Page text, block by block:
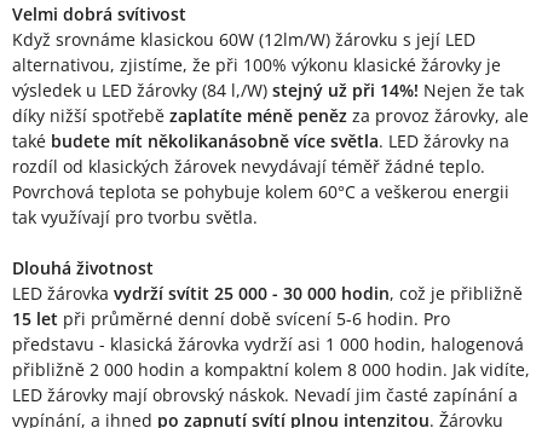
Velmi dobrá svítivost
Když srovnáme klasickou 60W (12lm/W) žárovku s její LED
alternativou, zjistíme, že při 100% výkonu klasické žárovky je
výsledek u LED žárovky (84 l,/W) stejný už při 14%! Nejen že tak
díky nižší spotřebě zaplatíte méně peněz za provoz žárovky, ale
také budete mít několikanásobně více světla. LED žárovky na
rozdíl od klasických žárovek nevydávají téměř žádné teplo.
Povrchová teplota se pohybuje kolem 60°C a veškerou energii
tak využívají pro tvorbu světla.
Dlouhá životnost
LED žárovka vydrží svítit 25 000 - 30 000 hodin, což je přibližně
15 let při průměrné denní době svícení 5-6 hodin. Pro
představu - klasická žárovka vydrží asi 1 000 hodin, halogenová
přibližně 2 000 hodin a kompaktní kolem 8 000 hodin. Jak vidíte,
LED žárovky mají obrovský náskok. Nevadí jim časté zapínání a
vypínání, a ihned po zapnutí svítí plnou intenzitou. Žárovku